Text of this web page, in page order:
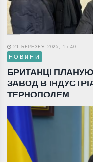
21 БЕРЕЗНЯ 2025, 15:40
НОВИНИ
БРИТАНЦІ
ЗАВОД В
ТЕРНОПОЛЕМ